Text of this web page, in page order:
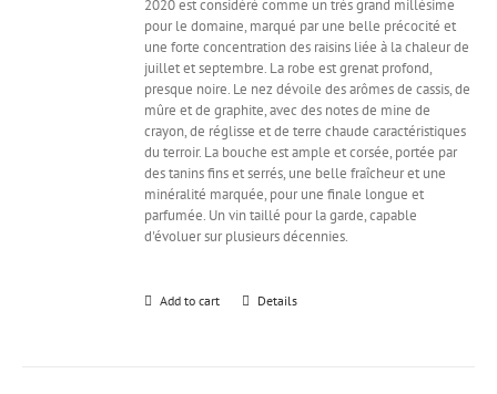
2020 est considéré comme un très grand millésime
pour le domaine, marqué par une belle précocité et
une forte concentration des raisins liée à la chaleur de
juillet et septembre. La robe est grenat profond,
presque noire. Le nez dévoile des arômes de cassis, de
mûre et de graphite, avec des notes de mine de
crayon, de réglisse et de terre chaude caractéristiques
du terroir. La bouche est ample et corsée, portée par
des tanins fins et serrés, une belle fraîcheur et une
minéralité marquée, pour une finale longue et
parfumée. Un vin taillé pour la garde, capable
d'évoluer sur plusieurs décennies.
Add to cart Details